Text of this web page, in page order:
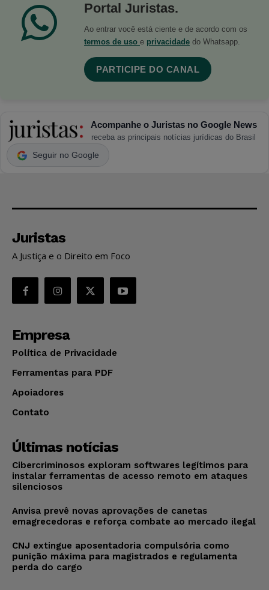
Portal Juristas.
Ao entrar você está ciente e de acordo com os
termos de uso e privacidade do Whatsapp.
PARTICIPE DO CANAL
Acompanhe o Juristas no Google News
receba as principais notícias jurídicas do Brasil
Seguir no Google
Juristas
A Justiça e o Direito em Foco
Empresa
Política de Privacidade
Ferramentas para PDF
Apoiadores
Contato
Últimas notícias
Cibercriminosos exploram softwares legítimos para
instalar ferramentas de acesso remoto em ataques
silenciosos
Anvisa prevê novas aprovações de canetas
emagrecedoras e reforça combate ao mercado ilegal
CNJ extingue aposentadoria compulsória como
punição máxima para magistrados e regulamenta
perda do cargo